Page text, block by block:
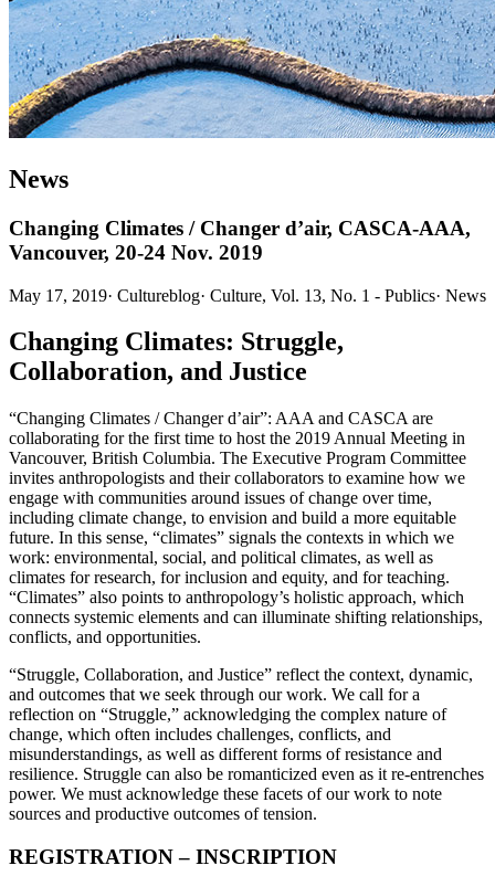
News
Changing Climates / Changer d’air, CASCA-AAA,
Vancouver, 20-24 Nov. 2019
May 17, 2019· Cultureblog· Culture, Vol. 13, No. 1 - Publics· News
Changing Climates: Struggle,
Collaboration, and Justice
“Changing Climates / Changer d’air”: AAA and CASCA are
collaborating for the first time to host the 2019 Annual Meeting in
Vancouver, British Columbia. The Executive Program Committee
invites anthropologists and their collaborators to examine how we
engage with communities around issues of change over time,
including climate change, to envision and build a more equitable
future. In this sense, “climates” signals the contexts in which we
work: environmental, social, and political climates, as well as
climates for research, for inclusion and equity, and for teaching.
“Climates” also points to anthropology’s holistic approach, which
connects systemic elements and can illuminate shifting relationships,
conflicts, and opportunities.
“Struggle, Collaboration, and Justice” reflect the context, dynamic,
and outcomes that we seek through our work. We call for a
reflection on “Struggle,” acknowledging the complex nature of
change, which often includes challenges, conflicts, and
misunderstandings, as well as different forms of resistance and
resilience. Struggle can also be romanticized even as it re-entrenches
power. We must acknowledge these facets of our work to note
sources and productive outcomes of tension.
REGISTRATION – INSCRIPTION